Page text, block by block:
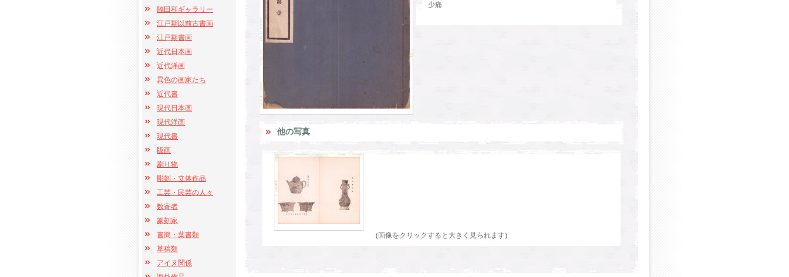
脇田和ギャラリー
江戸期以前古書画
江戸期書画
近代日本画
近代洋画
異色の画家たち
近代書
現代日本画
現代洋画
現代書
版画
刷り物
彫刻・立体作品
工芸・民芸の人々
数寄者
篆刻家
書簡・葉書類
草稿類
アイヌ関係
少痛
他の写真
(画像をクリックすると大きく見られます)